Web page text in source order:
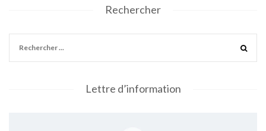
Rechercher
Lettre d’information